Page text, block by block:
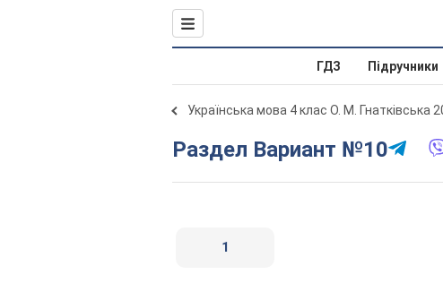
ГДЗ Підручники
Українська мова 4 клас О. М. Гнатківська
Раздел Вариант №10
1